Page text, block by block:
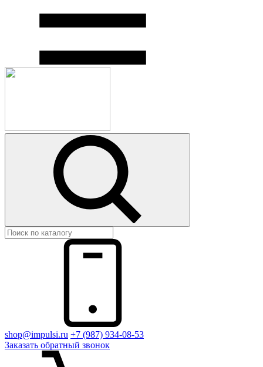
shop@impulsi.ru +7 (987) 934-08-53
Заказать обратный звонок